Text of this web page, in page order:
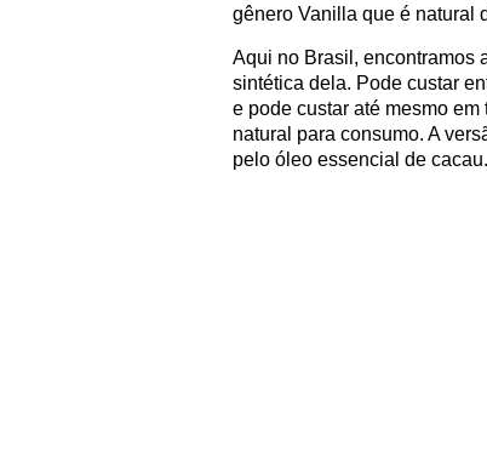
gênero Vanilla que é natural
Aqui no Brasil, encontramos
sintética dela. Pode custar
e pode custar até mesmo
natural para consumo. A
pelo óleo essencial de cacau.